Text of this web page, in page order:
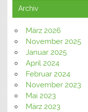
Archiv
März 2026
November 2025
Januar 2025
April 2024
Februar 2024
November 2023
Mai 2023
März 2023